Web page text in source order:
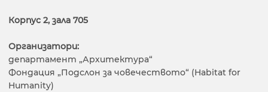
Корпус 2, зала 705
Организатори:
департамент „Архитектура“
Фондация „Подслон за човечеството“ (Habitat for
Humanity)